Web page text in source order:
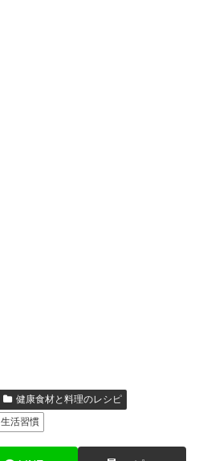
健康食材と料理のレシピ
生活習慣